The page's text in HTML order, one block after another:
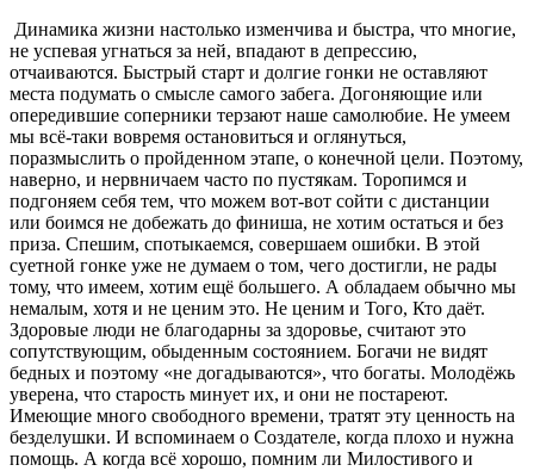
Динамика жизни настолько изменчива и быстра, что многие,
не успевая угнаться за ней, впадают в депрессию,
отчаиваются. Быстрый старт и долгие гонки не оставляют
места подумать о смысле самого забега. Догоняющие или
опередившие соперники терзают наше самолюбие. Не умеем
мы всё-таки вовремя остановиться и оглянуться,
поразмыслить о пройденном этапе, о конечной цели. Поэтому,
наверно, и нервничаем часто по пустякам. Торопимся и
подгоняем себя тем, что можем вот-вот сойти с дистанции
или боимся не добежать до финиша, не хотим остаться и без
приза. Спешим, спотыкаемся, совершаем ошибки. В этой
суетной гонке уже не думаем о том, чего достигли, не рады
тому, что имеем, хотим ещё большего. А обладаем обычно мы
немалым, хотя и не ценим это. Не ценим и Того, Кто даёт.
Здоровые люди не благодарны за здоровье, считают это
сопутствующим, обыденным состоянием. Богачи не видят
бедных и поэтому «не догадываются», что богаты. Молодёжь
уверена, что старость минует их, и они не постареют.
Имеющие много свободного времени, тратят эту ценность на
безделушки. И вспоминаем о Создателе, когда плохо и нужна
помощь. А когда всё хорошо, помним ли Милостивого и